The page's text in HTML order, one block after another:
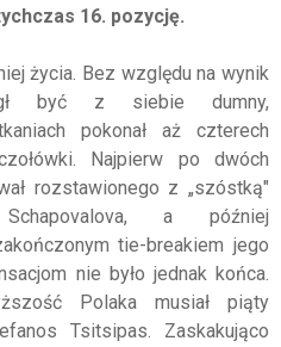
16. pozycję.
życia. Bez względu na wynik
być z siebie dumny,
pokonał aż czterech
Najpierw po dwóch
rozstawionego z „szóstką"
a później
tie-breakiem jego
nie było jednak końca.
Polaka musiał piąty
Tsitsipas. Zaskakująco